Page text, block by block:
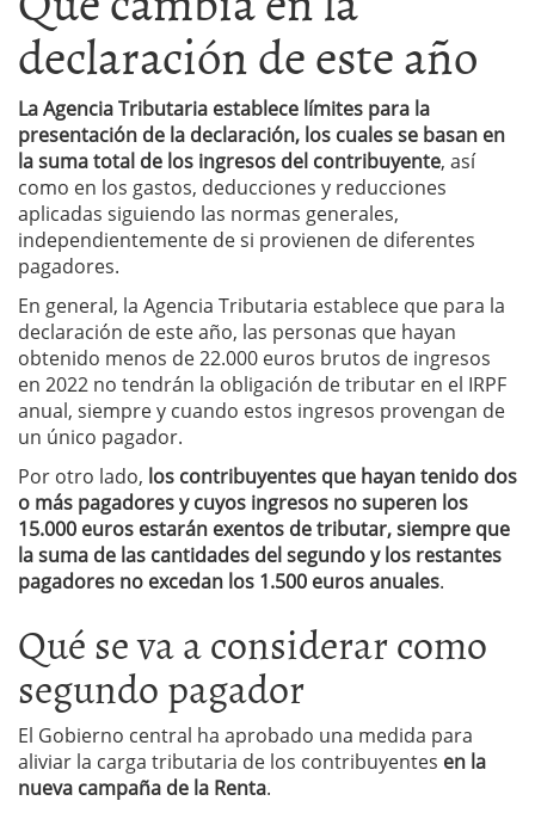
declaración de este año
La Agencia Tributaria establece límites para la
presentación de la declaración, los cuales se basan en
la suma total de los ingresos del contribuyente, así
como en los gastos, deducciones y reducciones
aplicadas siguiendo las normas generales,
independientemente de si provienen de diferentes
pagadores.
En general, la Agencia Tributaria establece que para la
declaración de este año, las personas que hayan
obtenido menos de 22.000 euros brutos de ingresos
en 2022 no tendrán la obligación de tributar en el IRPF
anual, siempre y cuando estos ingresos provengan de
un único pagador.
Por otro lado, los contribuyentes que hayan tenido dos
o más pagadores y cuyos ingresos no superen los
15.000 euros estarán exentos de tributar, siempre que
la suma de las cantidades del segundo y los restantes
pagadores no excedan los 1.500 euros anuales.
Qué se va a considerar como
segundo pagador
El Gobierno central ha aprobado una medida para
aliviar la carga tributaria de los contribuyentes en la
nueva campaña de la Renta.